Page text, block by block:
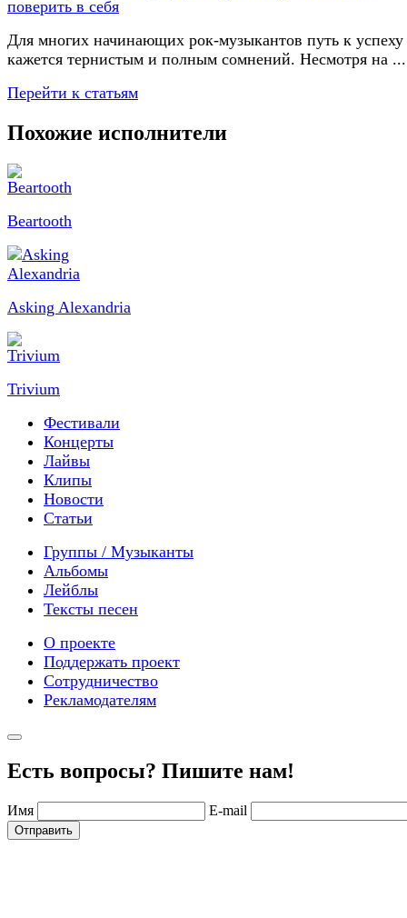
Для многих начинающих рок-музыкантов путь к успеху
кажется тернистым и полным сомнений. Несмотря на ...
Перейти к статьям
Похожие исполнители
Beartooth
Asking Alexandria
Trivium
Фестивали
Концерты
Лайвы
Клипы
Новости
Статьи
Группы / Музыканты
Альбомы
Лейблы
Тексты песен
О проекте
Поддержать проект
Сотрудничество
Рекламодателям
Есть вопросы? Пишите нам!
Имя E-mail